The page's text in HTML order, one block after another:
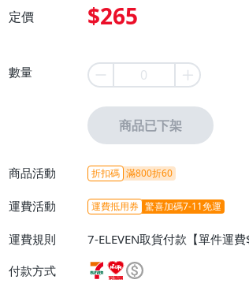
定價 $265
數量
商品已下架
商品活動 折扣碼 滿800折60
運費活動 運費抵用券 驚喜加碼7-11免運
運費規則
7-ELEVEN取貨付款【單件運
ELEVEN取貨不付款【免運費
或消費滿$1299免運費】、宅
付款方式